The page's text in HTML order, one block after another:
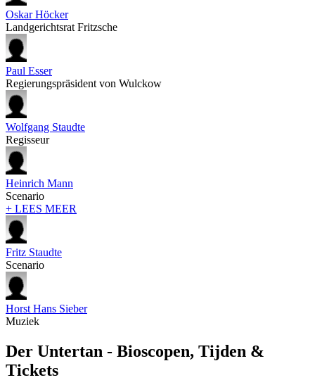
Oskar Höcker
Landgerichtsrat Fritzsche
Paul Esser
Regierungspräsident von Wulckow
Wolfgang Staudte
Regisseur
Heinrich Mann
Scenario
+ LEES MEER
Fritz Staudte
Scenario
Horst Hans Sieber
Muziek
Der Untertan - Bioscopen, Tijden &
Tickets